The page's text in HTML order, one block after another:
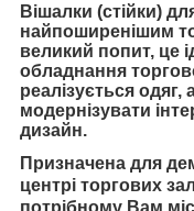
Вішалки (стійки)
найпоширенішим
великий попит, це
обладнання
реалізується одяг,
модернізувати
дизайн.
Призначена для
центрі торгових